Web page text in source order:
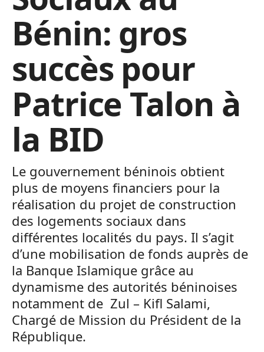
Bénin: gros
succès pour
Patrice Talon à
la BID
Le gouvernement béninois obtient
plus de moyens financiers pour la
réalisation du projet de construction
des logements sociaux dans
différentes localités du pays. Il s’agit
d’une mobilisation de fonds auprès de
la Banque Islamique grâce au
dynamisme des autorités béninoises
notamment de Zul – Kifl Salami,
Chargé de Mission du Président de la
République.